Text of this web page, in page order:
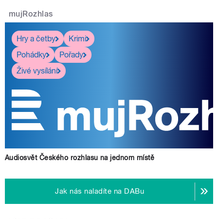
mujRozhlas
Hry a četby
Krimi
Pohádky
Pořady
Živé vysílání
Audiosvět Českého rozhlasu na jednom místě
Jak nás naladíte na DABu